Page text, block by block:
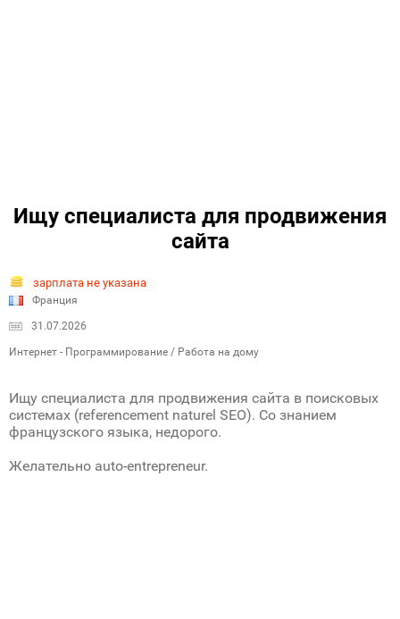
Ищу специалиста для продвижения
сайта
зарплата не указана
Франция
31.07.2026
Интернет - Программирование / Работа на дому
Ищу специалиста для продвижения сайта в поисковых
системах (referencement naturel SEO). Со знанием
французского языка, недорого.
Желательно auto-entrepreneur.